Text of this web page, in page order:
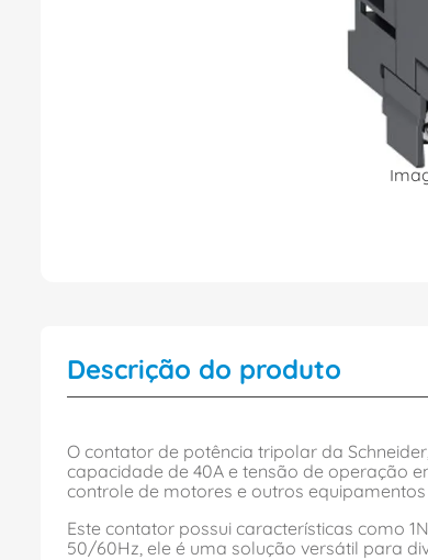
Descrição do produto
O contator de potência tripolar da
capacidade de 40A e tensão de operação
controle de motores e outros equipamentos
Este contator possui características como
50/60Hz, ele é uma solução versátil para